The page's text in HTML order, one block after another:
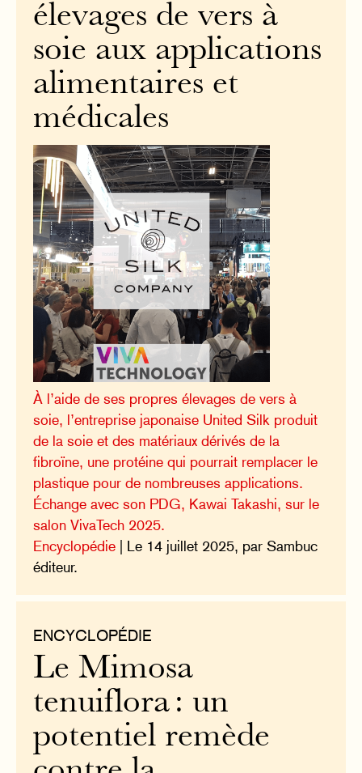
élevages de vers à
soie aux applications
alimentaires et
médicales
À l’aide de ses propres élevages de vers à
soie, l’entreprise japonaise United Silk produit
de la soie et des matériaux dérivés de la
fibroïne, une protéine qui pourrait remplacer le
plastique pour de nombreuses applications.
Échange avec son PDG, Kawai Takashi, sur le
salon VivaTech 2025.
Encyclopédie | Le 14 juillet 2025, par Sambuc
éditeur.
ENCYCLOPÉDIE
Le Mimosa
tenuiflora : un
potentiel remède